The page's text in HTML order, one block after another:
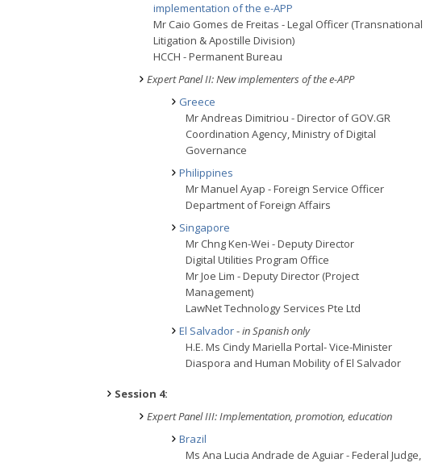
implementation of the e-APP
Mr Caio Gomes de Freitas - Legal Officer (Transnational
Litigation & Apostille Division)
HCCH - Permanent Bureau
Expert Panel II: New implementers of the e-APP
Greece
Mr Andreas Dimitriou - Director of GOV.GR
Coordination Agency, Ministry of Digital
Governance
Philippines
Mr Manuel Ayap - Foreign Service Officer
Department of Foreign Affairs
Singapore
Mr Chng Ken-Wei - Deputy Director
Digital Utilities Program Office
Mr Joe Lim - Deputy Director (Project
Management)
LawNet Technology Services Pte Ltd
El Salvador-in Spanish only
H.E. Ms Cindy Mariella Portal- Vice-Minister
Diaspora and Human Mobility of El Salvador
Session 4:
Expert Panel III: Implementation, promotion, education
Brazil
Ms Ana Lucia Andrade de Aguiar - Federal Judge,